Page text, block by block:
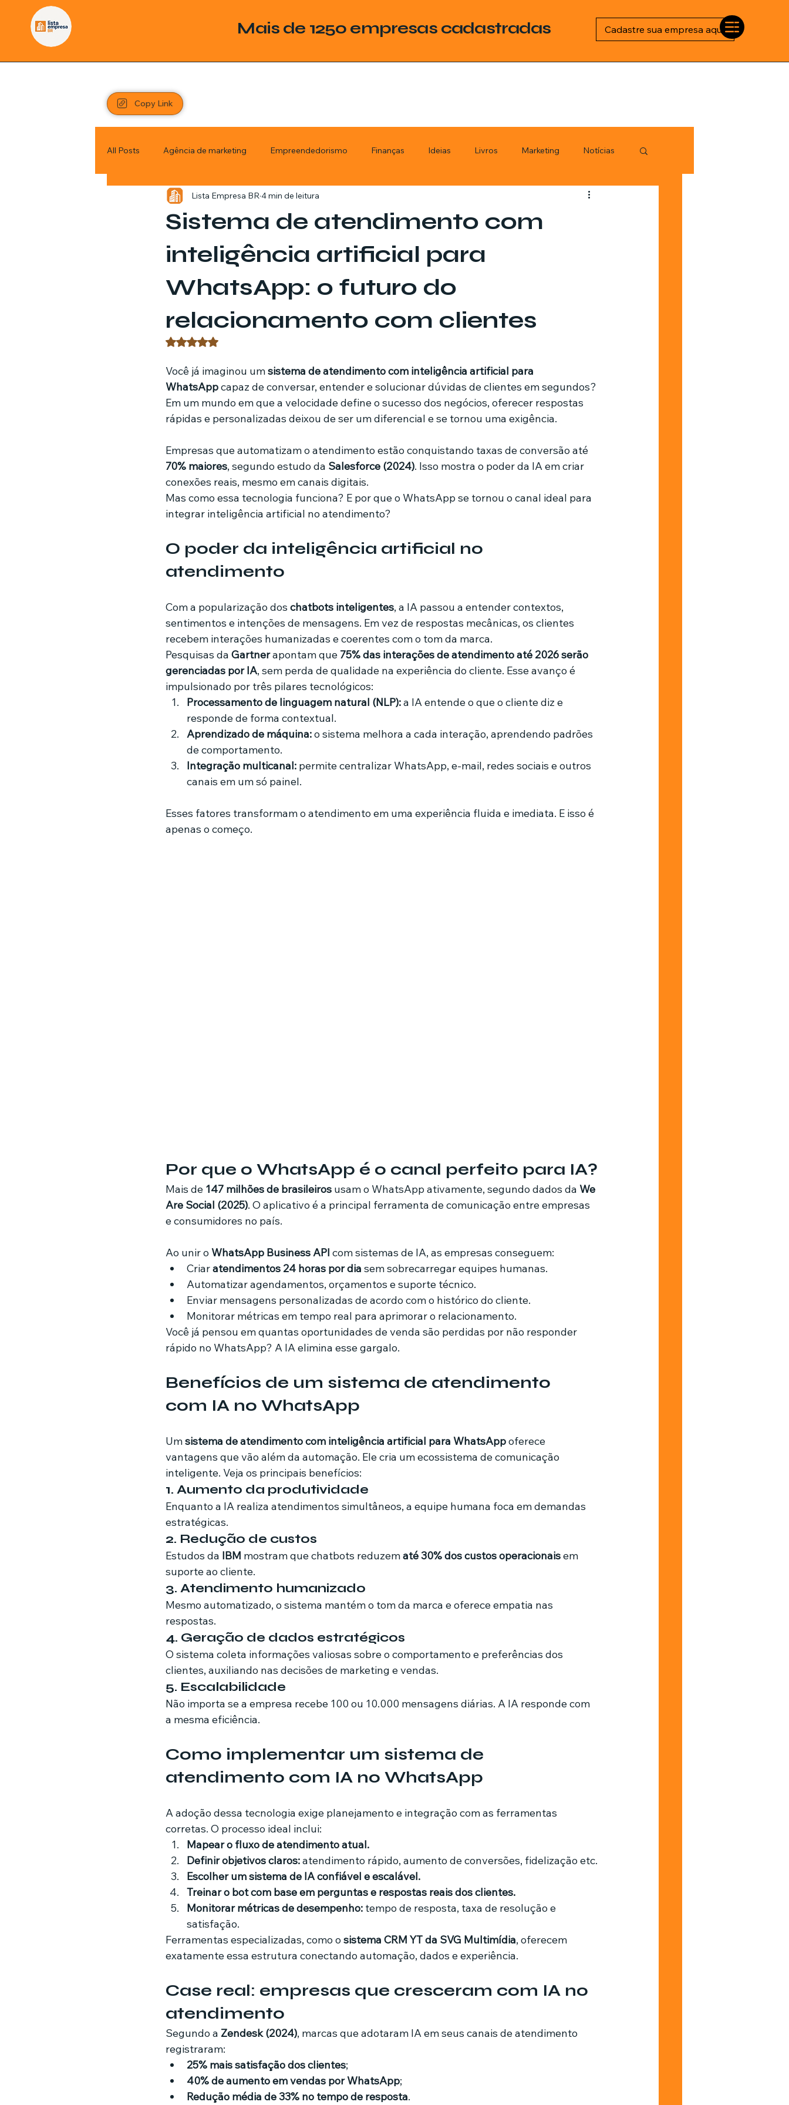
Mais de 1250 empresas cadastradas Cadastre sua empresa aqui
Copy Link
All Posts Agência de marketing Empreendedorismo Finanças Ideias Livros Marketing Notícias
Saúde Sem categoria Tecnologia
Economia Investimentos Renda Extra
Estratégias de marketing Filmes e séries Noticias em alta Família
Jardinagem Clínica
Sistema de atendimento com
inteligência artificial para
WhatsApp: o futuro do
relacionamento com clientes
Lista Empresa BR 4 min de leitura
Avaliado com NaN de 5 estrelas.
Você já imaginou um sistema de atendimento com inteligência artificial para
WhatsApp capaz de conversar, entender e solucionar dúvidas de clientes em segundos?
Em um mundo em que a velocidade define o sucesso dos negócios, oferecer respostas
rápidas e personalizadas deixou de ser um diferencial e se tornou uma exigência.
Empresas que automatizam o atendimento estão conquistando taxas de conversão até
70% maiores, segundo estudo da Salesforce (2024). Isso mostra o poder da IA em criar
conexões reais, mesmo em canais digitais.
Mas como essa tecnologia funciona? E por que o WhatsApp se tornou o canal ideal para
integrar inteligência artificial no atendimento?
O poder da inteligência artificial no
atendimento
Com a popularização dos chatbots inteligentes, a IA passou a entender contextos,
sentimentos e intenções de mensagens. Em vez de respostas mecânicas, os clientes
recebem interações humanizadas e coerentes com o tom da marca.
Pesquisas da Gartner apontam que 75% das interações de atendimento até 2026 serão
gerenciadas por IA, sem perda de qualidade na experiência do cliente. Esse avanço é
impulsionado por três pilares tecnológicos:
Processamento de linguagem natural (NLP): a IA entende o que o cliente diz e
responde de forma contextual.
Aprendizado de máquina: o sistema melhora a cada interação, aprendendo padrões
de comportamento.
Integração multicanal: permite centralizar WhatsApp, e-mail, redes sociais e outros
canais em um só painel.
Esses fatores transformam o atendimento em uma experiência fluida e imediata. E isso é
apenas o começo.
Por que o WhatsApp é o canal perfeito para IA?
Mais de 147 milhões de brasileiros usam o WhatsApp ativamente, segundo dados da We
Are Social (2025). O aplicativo é a principal ferramenta de comunicação entre empresas
e consumidores no país.
Ao unir o WhatsApp Business API com sistemas de IA, as empresas conseguem:
Criar atendimentos 24 horas por dia sem sobrecarregar equipes humanas.
Automatizar agendamentos, orçamentos e suporte técnico.
Enviar mensagens personalizadas de acordo com o histórico do cliente.
Monitorar métricas em tempo real para aprimorar o relacionamento.
Você já pensou em quantas oportunidades de venda são perdidas por não responder
rápido no WhatsApp? A IA elimina esse gargalo.
Benefícios de um sistema de atendimento
com IA no WhatsApp
Um sistema de atendimento com inteligência artificial para WhatsApp oferece
vantagens que vão além da automação. Ele cria um ecossistema de comunicação
inteligente. Veja os principais benefícios:
1. Aumento da produtividade
Enquanto a IA realiza atendimentos simultâneos, a equipe humana foca em demandas
estratégicas.
2. Redução de custos
Estudos da IBM mostram que chatbots reduzem até 30% dos custos operacionais em
suporte ao cliente.
3. Atendimento humanizado
Mesmo automatizado, o sistema mantém o tom da marca e oferece empatia nas
respostas.
4. Geração de dados estratégicos
O sistema coleta informações valiosas sobre o comportamento e preferências dos
clientes, auxiliando nas decisões de marketing e vendas.
5. Escalabilidade
Não importa se a empresa recebe 100 ou 10.000 mensagens diárias. A IA responde com
a mesma eficiência.
Como implementar um sistema de
atendimento com IA no WhatsApp
A adoção dessa tecnologia exige planejamento e integração com as ferramentas
corretas. O processo ideal inclui:
Mapear o fluxo de atendimento atual.
Definir objetivos claros: atendimento rápido, aumento de conversões, fidelização etc.
Escolher um sistema de IA confiável e escalável.
Treinar o bot com base em perguntas e respostas reais dos clientes.
Monitorar métricas de desempenho: tempo de resposta, taxa de resolução e
satisfação.
Ferramentas especializadas, como o sistema CRM YT da SVG Multimídia, oferecem
exatamente essa estrutura conectando automação, dados e experiência.
Case real: empresas que cresceram com IA no
atendimento
Segundo a Zendesk (2024), marcas que adotaram IA em seus canais de atendimento
registraram:
25% mais satisfação dos clientes;
40% de aumento em vendas por WhatsApp;
Redução média de 33% no tempo de resposta.